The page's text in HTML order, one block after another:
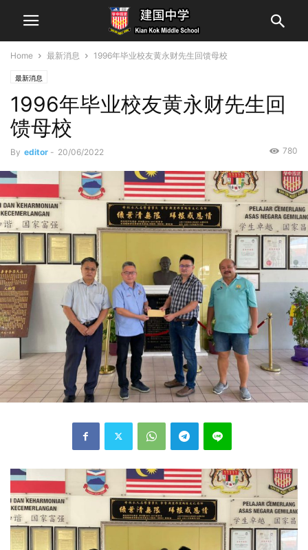
Home 最新消息 1996年毕业校友黄永财先生回馈母校
最新消息
1996年毕业校友黄永财先生回
馈母校
By editor - 20/06/2022 780